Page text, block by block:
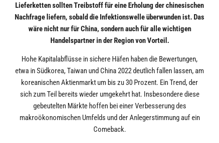
Lieferketten sollten Treibstoff für eine Erholung der chinesischen
Nachfrage liefern, sobald die Infektionswelle überwunden ist. Das
wäre nicht nur für China, sondern auch für alle wichtigen
Handelspartner in der Region von Vorteil.
Hohe Kapitalabflüsse in sichere Häfen haben die Bewertungen,
etwa in Südkorea, Taiwan und China 2022 deutlich fallen lassen, am
koreanischen Aktienmarkt um bis zu 30 Prozent. Ein Trend, der
sich zum Teil bereits wieder umgekehrt hat. Insbesondere diese
gebeutelten Märkte hoffen bei einer Verbesserung des
makroökonomischen Umfelds und der Anlegerstimmung auf ein
Comeback.